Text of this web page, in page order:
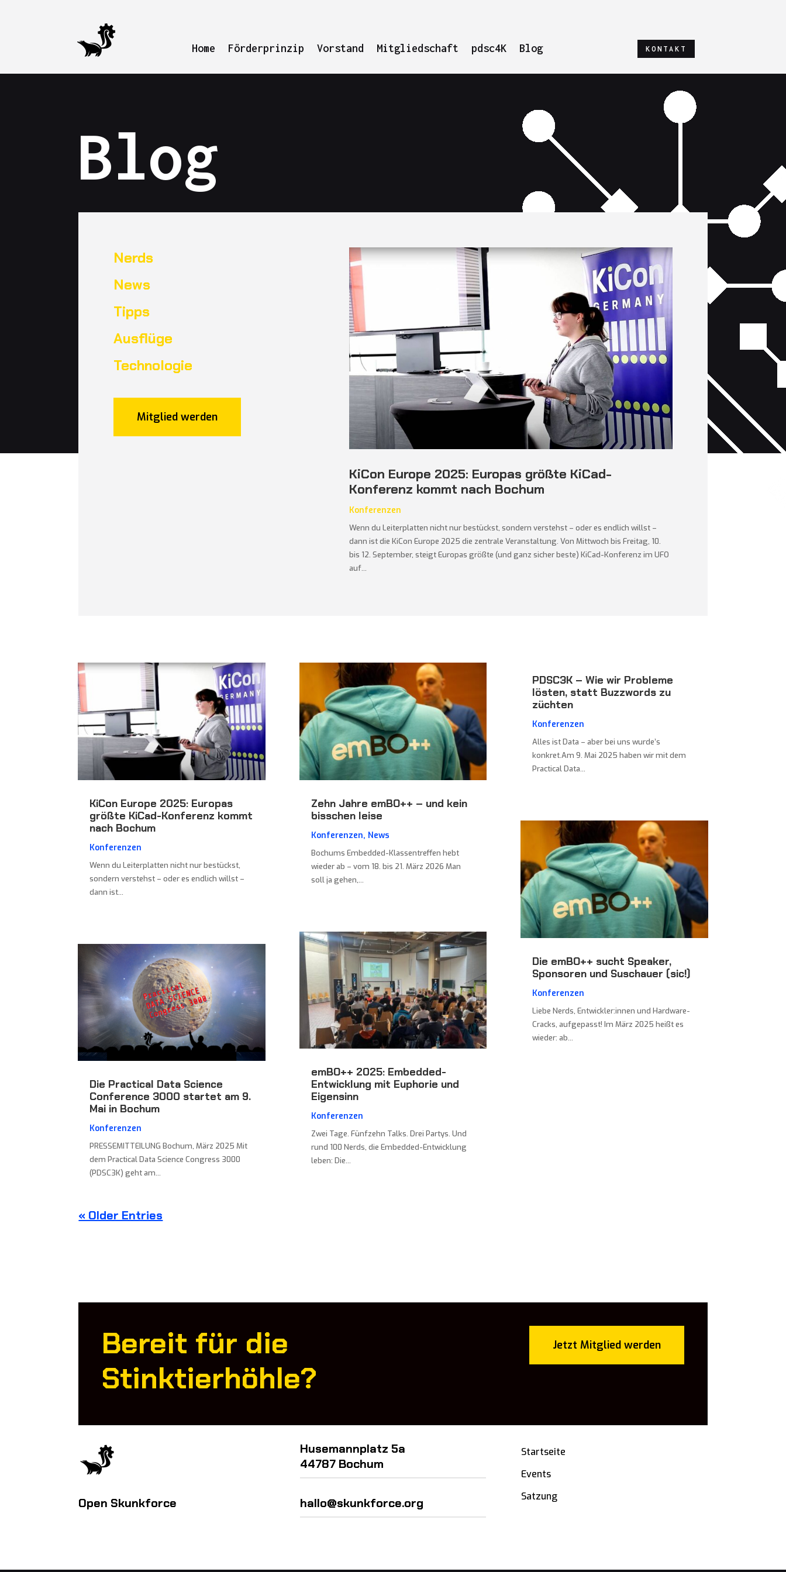
Home Förderprinzip Vorstand Mitgliedschaft pdsc4K Blog KONTAKT
Blog
Nerds
News
Tipps
Ausflüge
Technologie
Mitglied werden
KiCon Europe 2025: Europas größte KiCad-
Konferenz kommt nach Bochum
Konferenzen
Wenn du Leiterplatten nicht nur bestückst, sondern verstehst – oder es endlich willst –
dann ist die KiCon Europe 2025 die zentrale Veranstaltung. Von Mittwoch bis Freitag, 10.
bis 12. September, steigt Europas größte (und ganz sicher beste) KiCad-Konferenz im UFO
auf...
KiCon Europe 2025: Europas
größte KiCad-Konferenz kommt
nach Bochum
Konferenzen
Wenn du Leiterplatten nicht nur bestückst,
sondern verstehst – oder es endlich willst –
dann ist...
Die Practical Data Science
Conference 3000 startet am 9.
Mai in Bochum
Konferenzen
PRESSEMITTEILUNG Bochum, März 2025 Mit
dem Practical Data Science Congress 3000
(PDSC3K) geht am...
Zehn Jahre emBO++ – und kein
bisschen leise
Konferenzen, News
Bochums Embedded-Klassentreffen hebt
wieder ab – vom 18. bis 21. März 2026 Man
soll ja gehen,...
emBO++ 2025: Embedded-
Entwicklung mit Euphorie und
Eigensinn
Konferenzen
Zwei Tage. Fünfzehn Talks. Drei Partys. Und
rund 100 Nerds, die Embedded-Entwicklung
leben: Die...
PDSC3K – Wie wir Probleme
lösten, statt Buzzwords zu
züchten
Konferenzen
Alles ist Data – aber bei uns wurde’s
konkret.Am 9. Mai 2025 haben wir mit dem
Practical Data...
Die emBO++ sucht Speaker,
Sponsoren und Suschauer (sic!)
Konferenzen
Liebe Nerds, Entwickler:innen und Hardware-
Cracks, aufgepasst! Im März 2025 heißt es
wieder: ab...
« Older Entries
Bereit für die
Stinktierhöhle?
Jetzt Mitglied werden
Open Skunkforce
Husemannplatz 5a
44787 Bochum
hallo@skunkforce.org
Startseite
Events
Satzung